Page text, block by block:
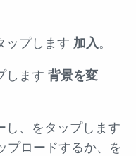
ップします 加入。
します 背景を変
し、をタップします
プロードするか、を